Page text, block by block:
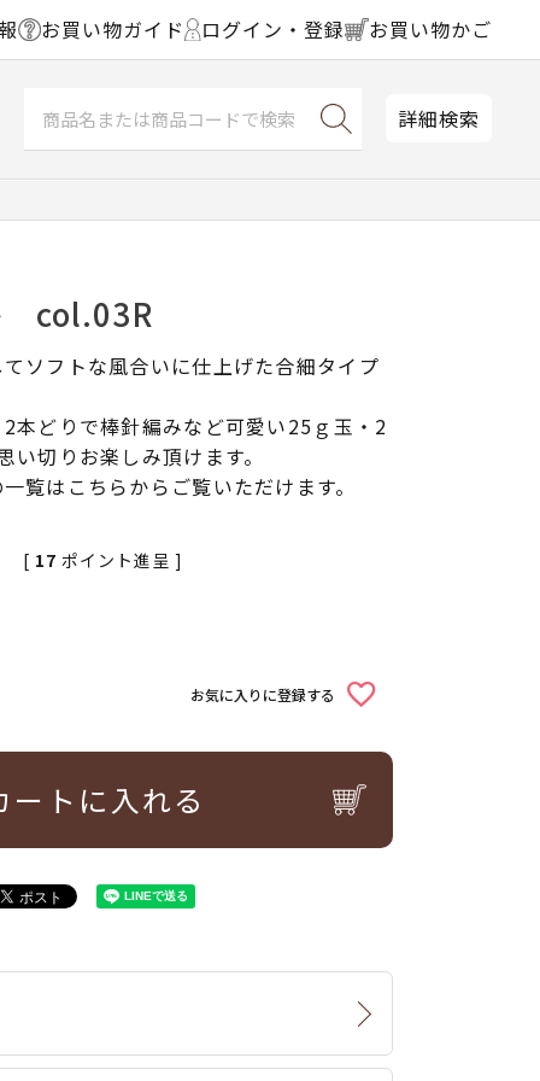
お買い物ガイド ログイン・登録 お買い物かご
詳細検索
col.03R
ソフトな風合いに仕上げた合細タイプ
本どりで棒針編みなど可愛い25ｇ玉・2
切りお楽しみ頂けます。
一覧はこちらからご覧いただけます。
[ 17 ポイント進呈 ]
お気に入りに登録する
ートに入れる